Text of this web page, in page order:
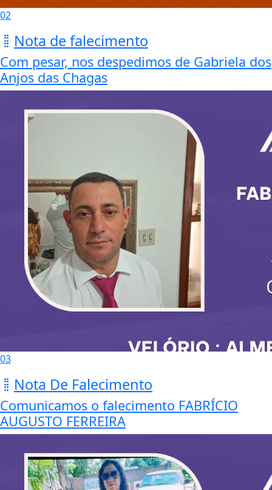
02
Nota de falecimento
Com pesar, nos despedimos de Gabriela dos
Anjos das Chagas
03
Nota De Falecimento
Comunicamos o falecimento FABRÍCIO
AUGUSTO FERREIRA